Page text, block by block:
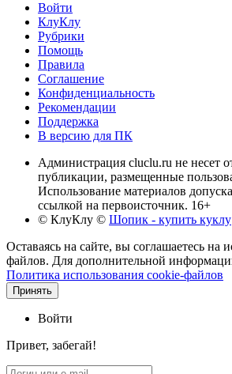
Войти
КлуКлу
Рубрики
Помощь
Правила
Соглашение
Конфиденциальность
Рекомендации
Поддержка
В версию для ПК
Администрация cluclu.ru не несет
публикации, размещенные
Использование материалов
ссылкой на первоисточник. 16+
© КлуКлу © Шопик - купить куклу
Оставаясь на сайте, вы соглашаетесь на
файлов. Для дополнительной
Политика использования cookie-файлов
Принять
Войти
Привет, забегай!